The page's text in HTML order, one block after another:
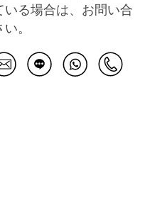
る場合は、お問い合
。